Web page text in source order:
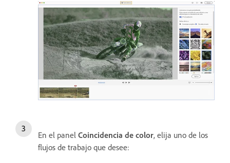
En el panel Coincidencia de color, elija uno de los
flujos de trabajo que desee: